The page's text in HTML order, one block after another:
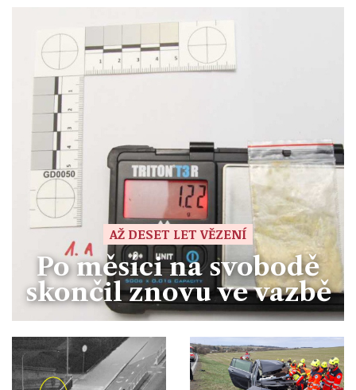
AŽ DESET LET VĚZENÍ
Po měsíci na svobodě
skončil znovu ve vazbě